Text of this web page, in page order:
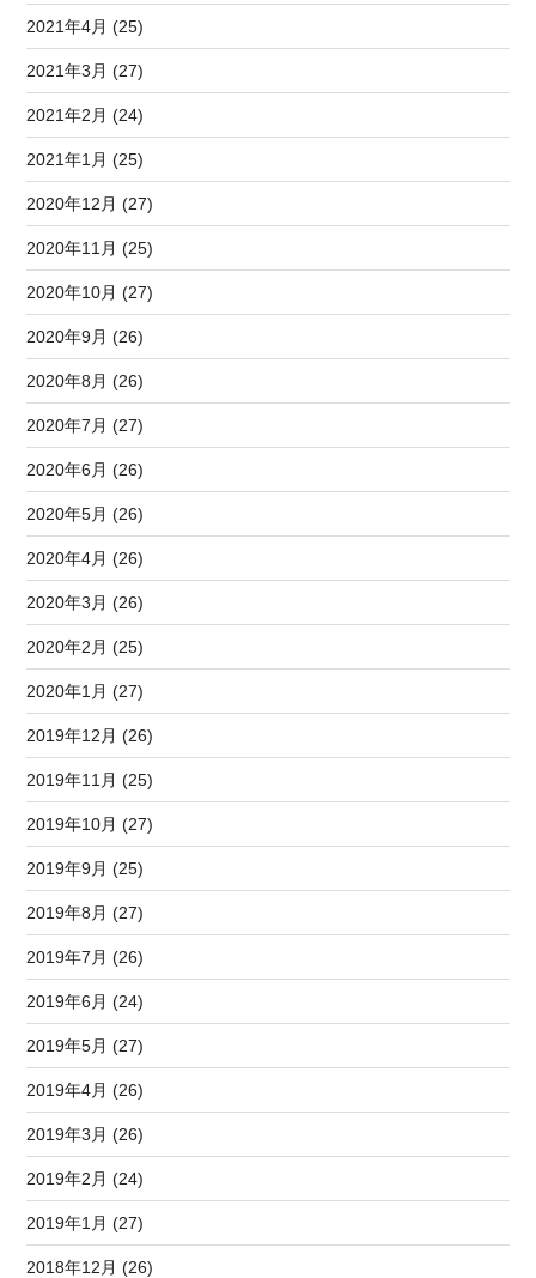
2021年4月 (25)
2021年3月 (27)
2021年2月 (24)
2021年1月 (25)
2020年12月 (27)
2020年11月 (25)
2020年10月 (27)
2020年9月 (26)
2020年8月 (26)
2020年7月 (27)
2020年6月 (26)
2020年5月 (26)
2020年4月 (26)
2020年3月 (26)
2020年2月 (25)
2020年1月 (27)
2019年12月 (26)
2019年11月 (25)
2019年10月 (27)
2019年9月 (25)
2019年8月 (27)
2019年7月 (26)
2019年6月 (24)
2019年5月 (27)
2019年4月 (26)
2019年3月 (26)
2019年2月 (24)
2019年1月 (27)
2018年12月 (26)